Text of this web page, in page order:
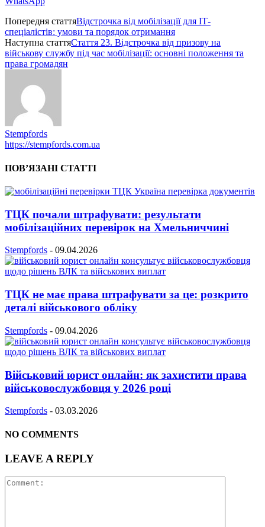
Попередня статтяВідстрочка від мобілізації для ІТ-
спеціалістів: умови та порядок отримання
Наступна статтяСтаття 23. Відстрочка від призову на
військову службу під час мобілізації: основні положення та
права громадян
Stempfords
https://stempfords.com.ua
ПОВ’ЯЗАНІ СТАТТІ
ТЦК почали штрафувати: результати
мобілізаційних перевірок на Хмельниччині
Stempfords - 09.04.2026
ТЦК не має права штрафувати за це: розкрито
деталі військового обліку
Stempfords - 09.04.2026
Військовий юрист онлайн: як захистити права
військовослужбовця у 2026 році
Stempfords - 03.03.2026
NO COMMENTS
LEAVE A REPLY